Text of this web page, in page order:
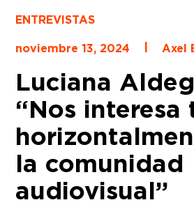
ENTREVISTAS
noviembre 13, 2024
Axel
Luciana
“Nos interesa
la comunidad
audiovisual”